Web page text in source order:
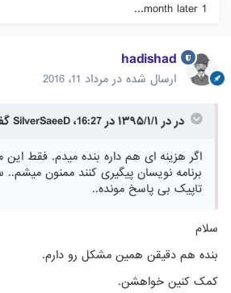
hadishad
ارسال شده در مرداد 11، 2016
در در ۱۳۹۵/۱/۱ در 16:27، SilverSaeeD گفته است :
اگر هزینه ای هم داره بنده میدم. فقط این
برنامه نویسان پیگیری کنند ممنون
تاپیک بی پاسخ مونده..
سلام
بنده هم دقیقن همین مشکل رو دارم.
کمک کنین خواهشن.